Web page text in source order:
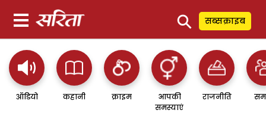
⚲ सब्सक्राइब
ऑडियो कहानी क्राइम
आपकी
समस्याएं
राजनीति